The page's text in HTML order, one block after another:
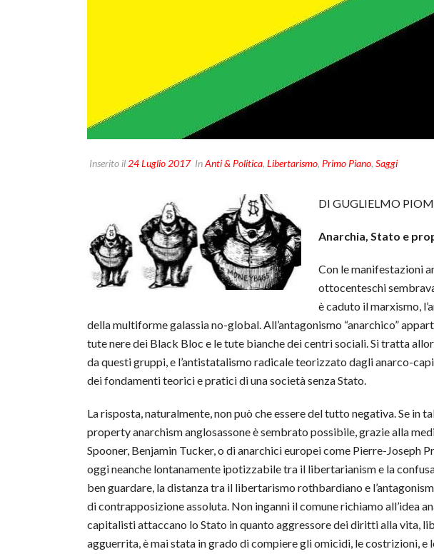
Inserito il 24 Luglio 2017 InAnti & Politica, Libertarismo, Primo Piano, Saggi
DI GUGLIELMO
Anarchia, Stato e
Con le manifestazioni
ottocenteschi
è caduto il marxismo,
della multiforme galassia no-global. All’antagonismo “anarchico”
tute nere dei Black Bloc e le tute bianche dei centri sociali. Si tratta
da questi gruppi, e l’antistatalismo radicale teorizzato dagli anarco-
dei fondamenti teorici e pratici di una società senza Stato.
La risposta, naturalmente, non può che essere del tutto negativa. Se
property anarchism anglosassone è sembrato possibile, grazie alla
Spooner, Benjamin Tucker, o di anarchici europei come Pierre-Joseph
oggi neanche lontanamente ipotizzabile tra il libertarianism e la
ben guardare, la distanza tra il libertarismo rothbardiano e
di contrapposizione assoluta. Non inganni il comune richiamo all’idea
capitalisti attaccano lo Stato in quanto aggressore dei diritti alla vita,
agguerrita, è mai stata in grado di compiere gli omicidi, le costrizioni,